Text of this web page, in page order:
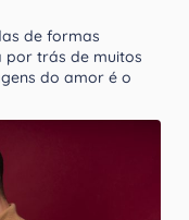
de formas
por trás de muitos
do amor é o